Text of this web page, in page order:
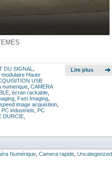
DU SIGNAL
modulaire Haute
USB
numerique CAMERA
écran rackable
Fast Imaging
image acquisition
PC industriels
PC
DURCIE
Lire plus
Numérique Camera rapide Uncategorized